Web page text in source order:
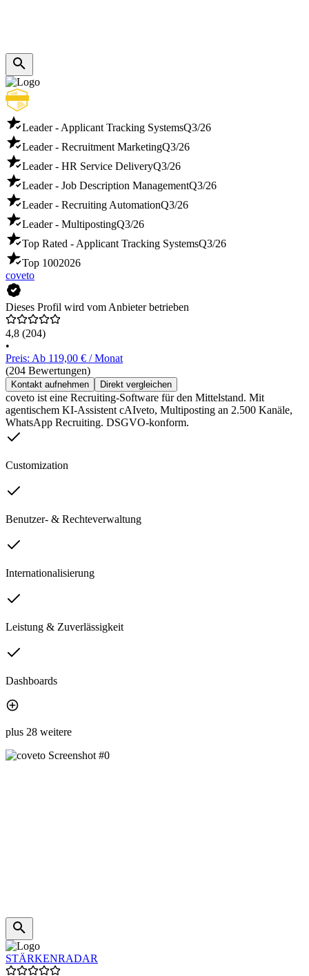
Leader - Applicant Tracking SystemsQ3/26
Leader - Recruitment MarketingQ3/26
Leader - HR Service DeliveryQ3/26
Leader - Job Description ManagementQ3/26
Leader - Recruiting AutomationQ3/26
Leader - MultipostingQ3/26
Top Rated - Applicant Tracking SystemsQ3/26
Top 1002026
coveto
Dieses Profil wird vom Anbieter betrieben
4,8 (204)
•
Preis: Ab 119,00 € / Monat
(204 Bewertungen)
Kontakt aufnehmen Direkt vergleichen
coveto ist eine Recruiting-Software für den Mittelstand. Mit
agentischem KI-Assistent cAIveto, Multiposting an 2.500 Kanäle,
WhatsApp Recruiting. DSGVO-konform.
Customization
Benutzer- & Rechteverwaltung
Internationalisierung
Leistung & Zuverlässigkeit
Dashboards
plus 28 weitere
STÄRKENRADAR